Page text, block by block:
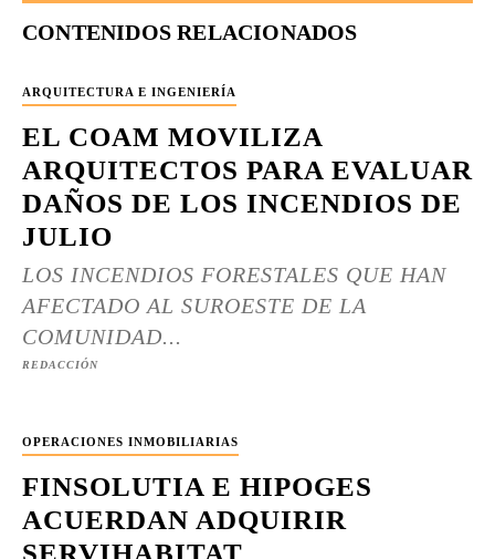
CONTENIDOS RELACIONADOS
ARQUITECTURA E INGENIERÍA
EL COAM MOVILIZA
ARQUITECTOS PARA EVALUAR
DAÑOS DE LOS INCENDIOS DE
JULIO
LOS INCENDIOS FORESTALES QUE HAN
AFECTADO AL SUROESTE DE LA
COMUNIDAD...
REDACCIÓN
OPERACIONES INMOBILIARIAS
FINSOLUTIA E HIPOGES
ACUERDAN ADQUIRIR
SERVIHABITAT